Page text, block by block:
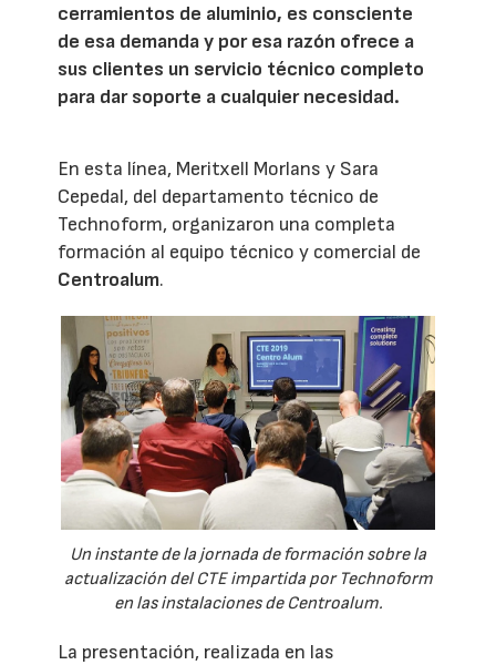
cerramientos de aluminio, es consciente
de esa demanda y por esa razón ofrece a
sus clientes un servicio técnico completo
para dar soporte a cualquier necesidad.
En esta línea, Meritxell Morlans y Sara
Cepedal, del departamento técnico de
Technoform, organizaron una completa
formación al equipo técnico y comercial de
Centroalum.
Un instante de la jornada de formación sobre la
actualización del CTE impartida por Technoform
en las instalaciones de Centroalum.
La presentación, realizada en las